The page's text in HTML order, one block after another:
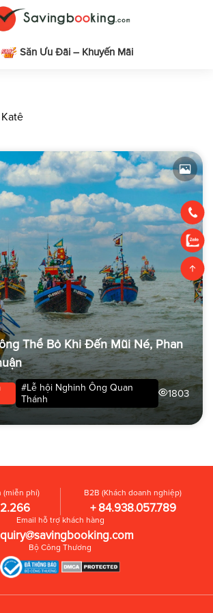
Săn Ưu Đãi – Khuyến Mãi
Thể Bỏ Khi Đến Mũi Né, Phan
#Lễ hội Nghinh Ông Quan
Thánh
1803
(miễn phí) B2B (Khách doanh nghiệp)
+ 84.938.057.789
Email hỗ trợ khách hàng
Bộ Công Thương